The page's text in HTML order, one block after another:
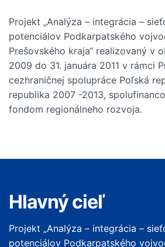
Projekt „Analýza – integrácia –
potenciálov Podkarpatského
Prešovského kraja“ realizovaný v
2009 do 31. januára 2011 v rámci
cezhraničnej spolupráce Poľská
republika 2007 -2013,
fondom regionálneho rozvoja.
Hlavný cieľ
Projekt „Analýza – integrácia –
potenciálov Podkarpatského